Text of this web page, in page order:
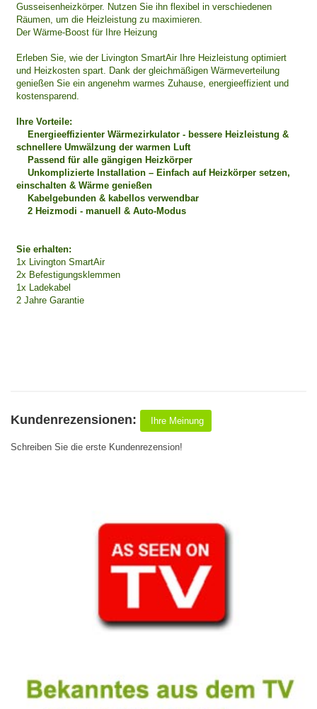
Gusseisenheizkörper. Nutzen Sie ihn flexibel in verschiedenen
Räumen, um die Heizleistung zu maximieren.
Der Wärme-Boost für Ihre Heizung
Erleben Sie, wie der Livington SmartAir Ihre Heizleistung optimiert
und Heizkosten spart. Dank der gleichmäßigen Wärmeverteilung
genießen Sie ein angenehm warmes Zuhause, energieeffizient und
kostensparend.
Ihre Vorteile:
Energieeffizienter Wärmezirkulator - bessere Heizleistung &
schnellere Umwälzung der warmen Luft
Passend für alle gängigen Heizkörper
Unkomplizierte Installation – Einfach auf Heizkörper setzen,
einschalten & Wärme genießen
Kabelgebunden & kabellos verwendbar
2 Heizmodi - manuell & Auto-Modus
Sie erhalten:
1x Livington SmartAir
2x Befestigungsklemmen
1x Ladekabel
2 Jahre Garantie
Kundenrezensionen: Ihre Meinung
Schreiben Sie die erste Kundenrezension!